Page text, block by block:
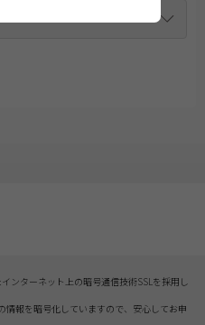
ンターネット上の暗号通信技術SSLを採用し
情報を暗号化していますので、安心してお申